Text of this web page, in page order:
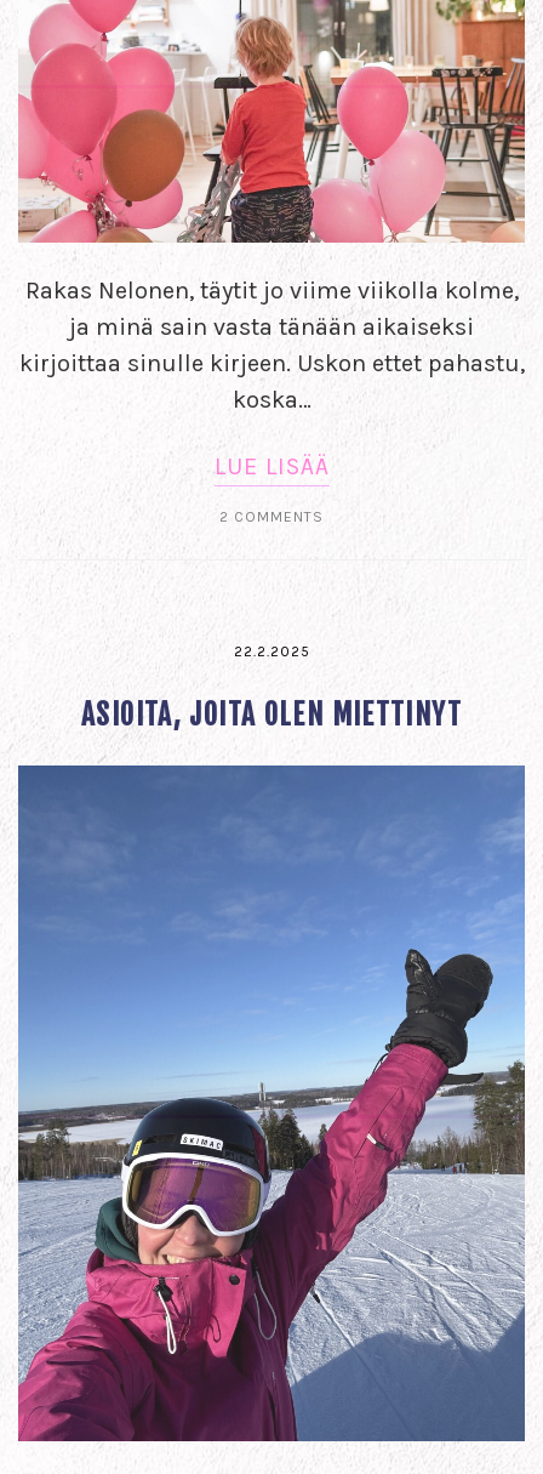
Rakas Nelonen, täytit jo viime viikolla kolme,
ja minä sain vasta tänään aikaiseksi
kirjoittaa sinulle kirjeen. Uskon ettet pahastu,
koska…
LUE LISÄÄ
2 COMMENTS
22.2.2025
ASIOITA, JOITA OLEN MIETTINYT